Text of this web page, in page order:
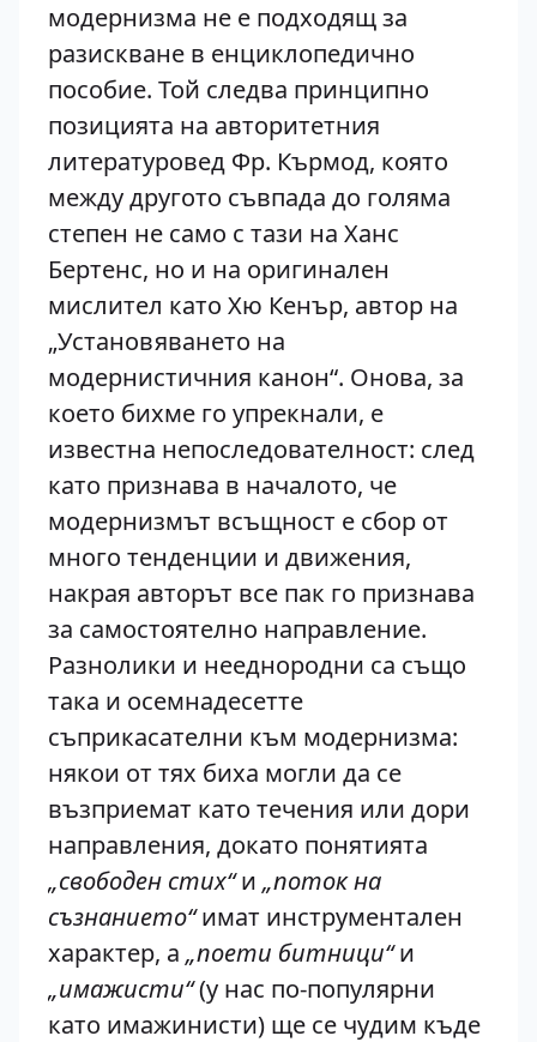
модернизма не е подходящ за
разискване в енциклопедично
пособие. Той следва принципно
позицията на авторитетния
литературовед Фр. Кърмод, която
между другото съвпада до голяма
степен не само с тази на Ханс
Бертенс, но и на оригинален
мислител като Хю Кенър, автор на
„Установяването на
модернистичния канон“. Онова, за
което бихме го упрекнали, е
известна непоследователност: след
като признава в началото, че
модернизмът всъщност е сбор от
много тенденции и движения,
накрая авторът все пак го признава
за самостоятелно направление.
Разнолики и нееднородни са също
така и осемнадесетте
съприкасателни към модернизма:
някои от тях биха могли да се
възприемат като течения или дори
направления, докато понятията
„свободен стих“и „поток на
съзнанието“имат инструментален
характер, а „поети битници“и
„имажисти“(у нас по-популярни
като имажинисти) ще се чудим къде